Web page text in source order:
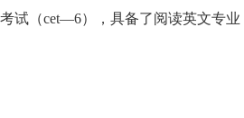
试（cet—6），具备了阅读英文专业